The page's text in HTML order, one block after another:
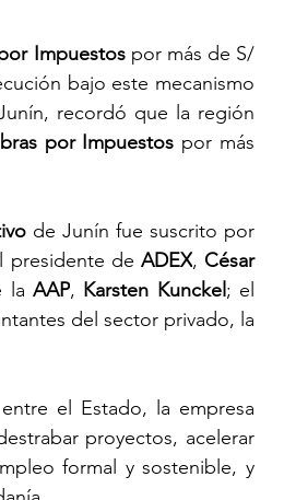
Impuestos por más de S/
bajo este mecanismo
recordó que la región
por Impuestos por más
de Junín fue suscrito por
presidente de ADEX, César
la AAP, Karsten Kunckel; el
del sector privado, la
el Estado, la empresa
proyectos, acelerar
formal y sostenible, y